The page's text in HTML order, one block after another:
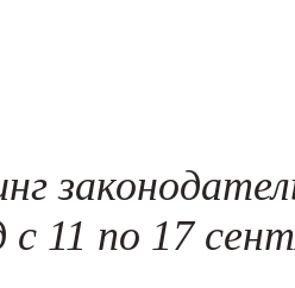
Поиск хищений и
(New!)
11 по 17